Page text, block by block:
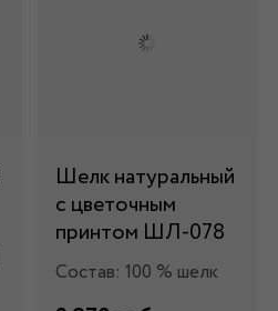
Шелк натуральный
с цветочным
принтом ШЛ-078
Состав: 100 % шелк